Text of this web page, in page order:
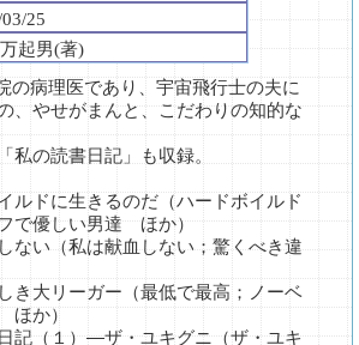
25
起男(著)
の病理医であり、宇宙飛行士の夫に
、やせがまんと、こだわりの知的な
私の読書日記」も収録。
ドに生きるのだ（ハードボイルド
で優しい男達 ほか）
い（私は献血しない；驚くべき違
大リーガー（最低で最高；ノーベ
ほか）
記（１）―ザ・ユキグニ（ザ・ユキ